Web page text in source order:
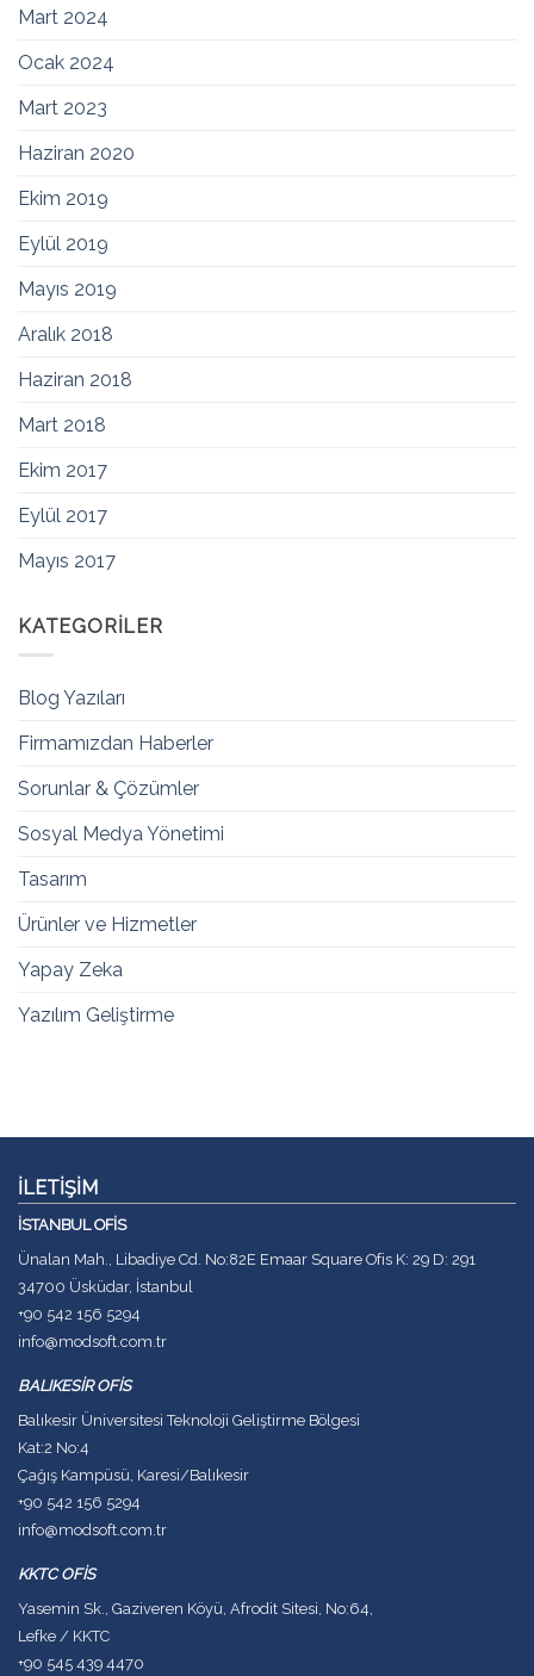
Mart 2024
Ocak 2024
Mart 2023
Haziran 2020
Ekim 2019
Eylül 2019
Mayıs 2019
Aralık 2018
Haziran 2018
Mart 2018
Ekim 2017
Eylül 2017
Mayıs 2017
KATEGORILER
Blog Yazıları
Firmamızdan Haberler
Sorunlar & Çözümler
Sosyal Medya Yönetimi
Tasarım
Ürünler ve Hizmetler
Yapay Zeka
Yazılım Geliştirme
İLETİŞİM
İSTANBUL OFİS
Ünalan Mah., Libadiye Cd. No:82E Emaar Square Ofis K: 29 D: 291
34700 Üsküdar, İstanbul
+90 542 156 5294
info@modsoft.com.tr
BALIKESİR OFİS
Balıkesir Üniversitesi Teknoloji Geliştirme Bölgesi
Kat:2 No:4
Çağış Kampüsü, Karesi/Balıkesir
+90 542 156 5294
info@modsoft.com.tr
KKTC OFİS
Yasemin Sk., Gaziveren Köyü, Afrodit Sitesi, No:64,
Lefke / KKTC
+90 545 439 4470